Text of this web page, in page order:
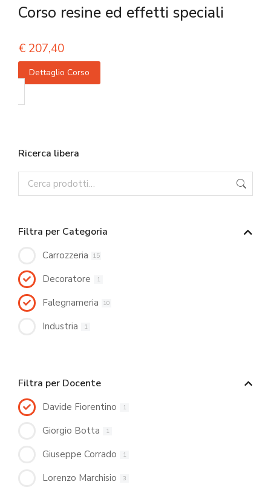
Corso resine ed effetti speciali
€ 207,40
Dettaglio Corso
Ricerca libera
Filtra per Categoria
Carrozzeria 15
Decoratore 1
Falegnameria 10
Industria 1
Filtra per Docente
Davide Fiorentino 1
Giorgio Botta 1
Giuseppe Corrado 1
Lorenzo Marchisio 3